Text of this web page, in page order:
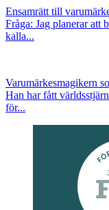
Ensamrätt till
Fråga: Jag planerar att
kalla...
Varumärkesmagikern
Han har fått
för...